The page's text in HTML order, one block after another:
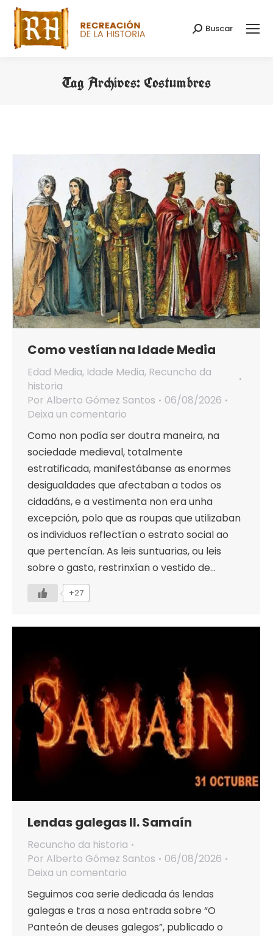
Search:
Buscar
Tag Archives: Costumbres
Como vestían na Idade Media
Edad Media, Idade Media, Recuncho da
historia
Por Alberto Gómez Santos
06/08/2026
Deixa un comentario
Como non podía ser doutra maneira, na
sociedade medieval, totalmente
estratificada, manifestábanse as enormes
desigualdades que afectaban a todos os
cidadáns, e a vestimenta non era unha
excepción, polo que as roupas que utilizaban
os individuos reflectían o estrato social ao
que pertencían. As leis suntuarias, ou leis
sobre o gasto, restrinxían o vestido de…
+27
Lendas galegas II. Samaín
Recuncho da historia
Por Alberto Gómez Santos
06/08/2026
Deixa un comentario
Seguimos coa serie dedicada ás lendas
galegas e tras a nosa entrada sobre “O
Panteón de deuses galegos”, publicado o